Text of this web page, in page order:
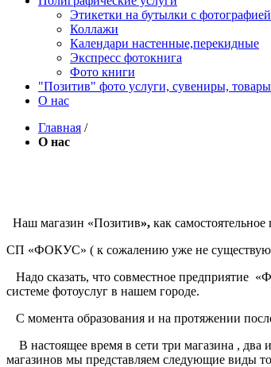
Этикетки на бутылки c фотографией
Коллажи
Календари настенные,перекидные
Экспресс фотокнига
Фото книги
"Позитив" фото услуги, сувениры, товары
О нас
Главная /
О нас
Наш магазин «Позитив», как
СП «ФОКУС» ( к сожалению уже не
Надо сказать, что совместное предприятие
системе фотоуслуг в нашем городе.
С момента образования и на протяжении
В настоящее время в сети три магазина ,
магазинов мы представляем следующие виды